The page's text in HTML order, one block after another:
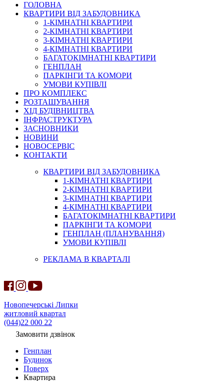
ГОЛОВНА
КВАРТИРИ ВІД ЗАБУДОВНИКА
1-КІМНАТНІ КВАРТИРИ
2-КІМНАТНІ КВАРТИРИ
3-КІМНАТНІ КВАРТИРИ
4-КІМНАТНІ КВАРТИРИ
БАГАТОКІМНАТНІ КВАРТИРИ
ГЕНПЛАН
ПАРКІНГИ ТА КОМОРИ
УМОВИ КУПІВЛІ
ПРО КОМПЛЕКС
РОЗТАШУВАННЯ
ХІД БУДІВНИЦТВА
ІНФРАСТРУКТУРА
ЗАСНОВНИКИ
НОВИНИ
НОВОСЕРВІС
КОНТАКТИ
КВАРТИРИ ВІД ЗАБУДОВНИКА
1-КІМНАТНІ КВАРТИРИ
2-КІМНАТНІ КВАРТИРИ
3-КІМНАТНІ КВАРТИРИ
4-КІМНАТНІ КВАРТИРИ
БАГАТОКІМНАТНІ КВАРТИРИ
ПАРКІНГИ ТА КОМОРИ
ГЕНПЛАН (ПЛАНУВАННЯ)
УМОВИ КУПІВЛІ
РЕКЛАМА В КВАРТАЛІ
Новопечерські Липки
житловий квартал
(044)22 000 22
Замовити дзвінок
Генплан
Будинок
Поверх
Квартира